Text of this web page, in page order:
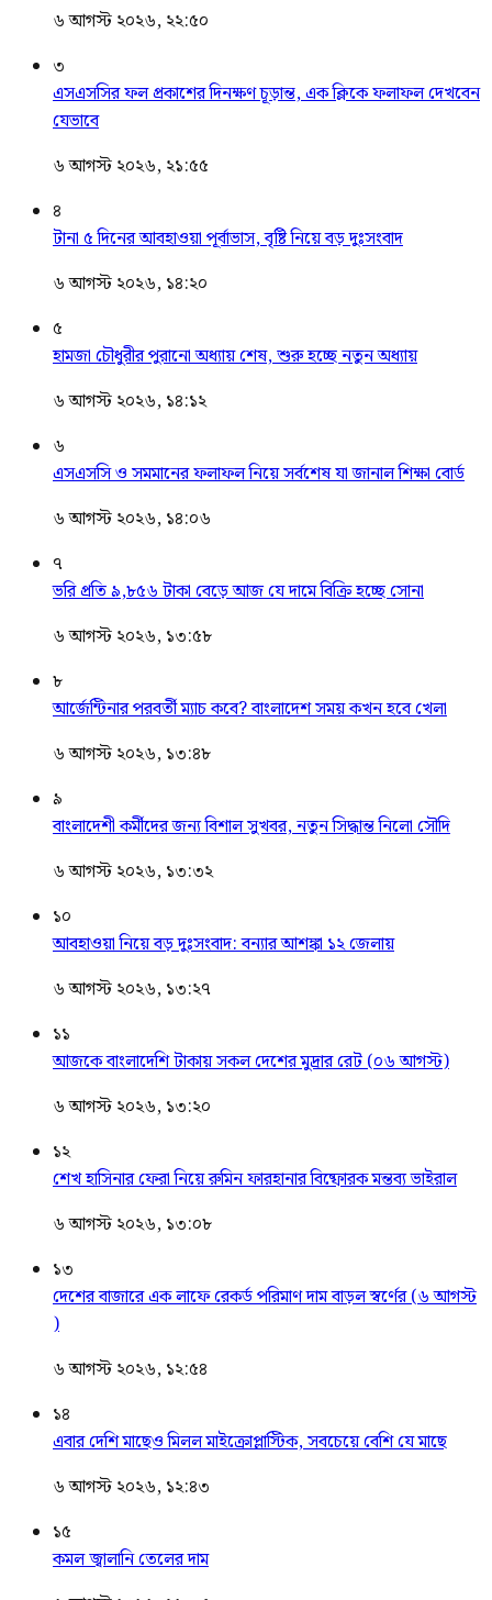
৬ আগস্ট ২০২৬, ২২:৫০
৩
এসএসসির ফল প্রকাশের দিনক্ষণ চূড়ান্ত, এক ক্লিকে ফলাফল দেখবেন
যেভাবে
৬ আগস্ট ২০২৬, ২১:৫৫
৪
টানা ৫ দিনের আবহাওয়া পূর্বাভাস, বৃষ্টি নিয়ে বড় দুঃসংবাদ
৬ আগস্ট ২০২৬, ১৪:২০
৫
হামজা চৌধুরীর পুরানো অধ্যায় শেষ, শুরু হচ্ছে নতুন অধ্যায়
৬ আগস্ট ২০২৬, ১৪:১২
৬
এসএসসি ও সমমানের ফলাফল নিয়ে সর্বশেষ যা জানাল শিক্ষা বোর্ড
৬ আগস্ট ২০২৬, ১৪:০৬
৭
ভরি প্রতি ৯,৮৫৬ টাকা বেড়ে আজ যে দামে বিক্রি হচ্ছে সোনা
৬ আগস্ট ২০২৬, ১৩:৫৮
৮
আর্জেন্টিনার পরবর্তী ম্যাচ কবে? বাংলাদেশ সময় কখন হবে খেলা
৬ আগস্ট ২০২৬, ১৩:৪৮
৯
বাংলাদেশী কর্মীদের জন্য বিশাল সুখবর, নতুন সিদ্ধান্ত নিলো সৌদি
৬ আগস্ট ২০২৬, ১৩:৩২
১০
আবহাওয়া নিয়ে বড় দুঃসংবাদ: বন্যার আশঙ্কা ১২ জেলায়
৬ আগস্ট ২০২৬, ১৩:২৭
১১
আজকে বাংলাদেশি টাকায় সকল দেশের মুদ্রার রেট (০৬ আগস্ট)
৬ আগস্ট ২০২৬, ১৩:২০
১২
শেখ হাসিনার ফেরা নিয়ে রুমিন ফারহানার বিষ্ফোরক মন্তব্য ভাইরাল
৬ আগস্ট ২০২৬, ১৩:০৮
১৩
দেশের বাজারে এক লাফে রেকর্ড পরিমাণ দাম বাড়ল স্বর্ণের (৬ আগস্ট
)
৬ আগস্ট ২০২৬, ১২:৫৪
১৪
এবার দেশি মাছেও মিলল মাইক্রোপ্লাস্টিক, সবচেয়ে বেশি যে মাছে
৬ আগস্ট ২০২৬, ১২:৪৩
১৫
কমল জ্বালানি তেলের দাম